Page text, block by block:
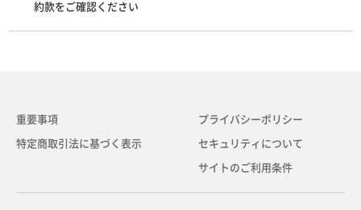
約款をご確認ください
重要事項
特定商取引法に基づく表示
プライバシーポリシー
セキュリティについて
サイトのご利用条件